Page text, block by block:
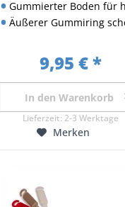
Gummierter Boden für hohe
Äußerer Gummiring schont Türblätter vor
9,95 € *
In den Warenkorb
Lieferzeit: 2-3 Werktage
Merken